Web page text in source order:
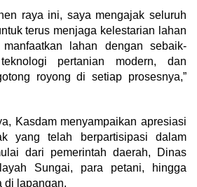
raya ini, saya mengajak seluruh
terus menjaga kelestarian lahan
lahan dengan sebaik-
pertanian modern, dan
royong di setiap prosesnya,”
Kasdam menyampaikan apresiasi
yang telah berpartisipasi dalam
dari pemerintah daerah, Dinas
Sungai, para petani, hingga
di lapangan.